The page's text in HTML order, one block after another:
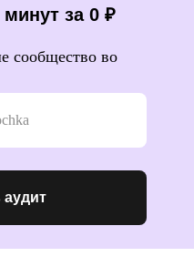
за 0 ₽
сообщество во
аудит